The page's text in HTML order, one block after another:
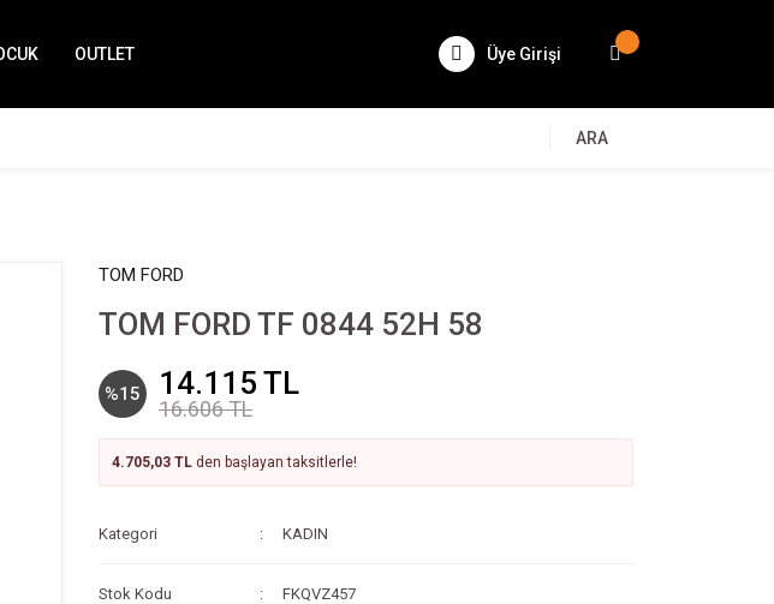
OUTLET Üye Girişi
ARA
TOM FORD
TOM FORD TF 0844 52H 58
%15 14.115 TL
16.606 TL
4.705,03 TL den başlayan taksitlerle!
Kategori KADIN
Stok Kodu FKQVZ457